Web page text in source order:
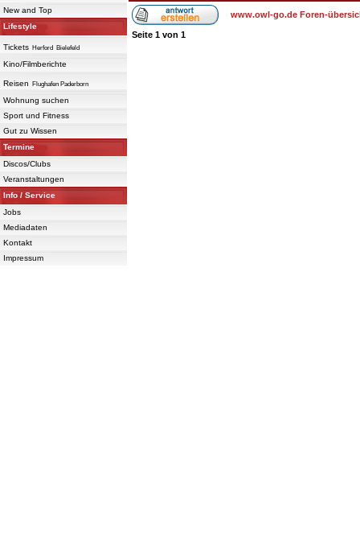
New and Top
Lifestyle
Tickets Herford Bielefeld
Kino/Filmberichte
Reisen Flughafen Paderborn
Wohnung suchen
Sport und Fitness
Gut zu Wissen
Termine
Discos/Clubs
Veranstaltungen
Info / Service
Jobs
Mediadaten
Kontakt
Impressum
www.owl-go.de Foren-
Seite 1 von 1